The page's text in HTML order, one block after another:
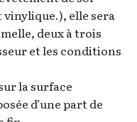
elle sera
deux à trois
et les conditions
la surface
d’une part de